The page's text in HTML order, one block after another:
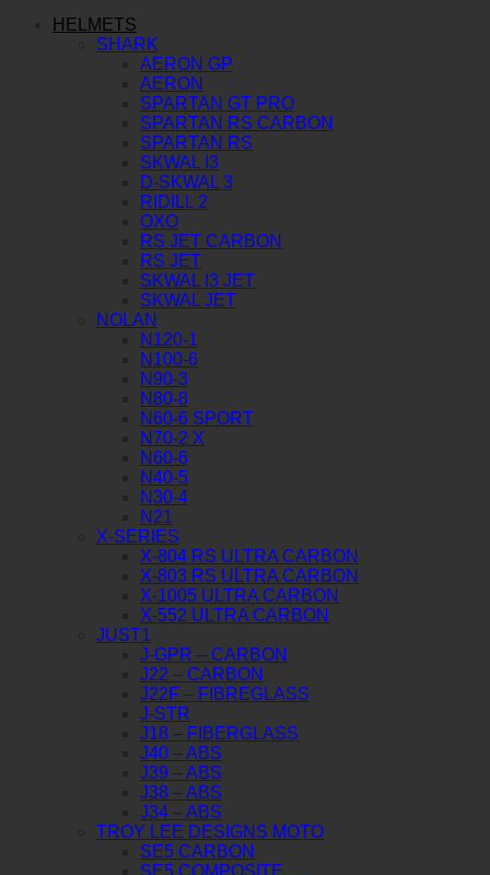
HELMETS
SHARK
AERON GP
AERON
SPARTAN GT PRO
SPARTAN RS CARBON
SPARTAN RS
SKWAL I3
D-SKWAL 3
RIDILL 2
OXO
RS JET CARBON
RS JET
SKWAL I3 JET
SKWAL JET
NOLAN
N120-1
N100-6
N90-3
N80-8
N60-6 SPORT
N70-2 X
N60-6
N40-5
N30-4
N21
X-SERIES
X-804 RS ULTRA CARBON
X-803 RS ULTRA CARBON
X-1005 ULTRA CARBON
X-552 ULTRA CARBON
JUST1
J-GPR – CARBON
J22 – CARBON
J22F – FIBREGLASS
J-STR
J18 – FIBERGLASS
J40 – ABS
J39 – ABS
J38 – ABS
J34 – ABS
TROY LEE DESIGNS MOTO
SE5 CARBON
SE5 COMPOSITE